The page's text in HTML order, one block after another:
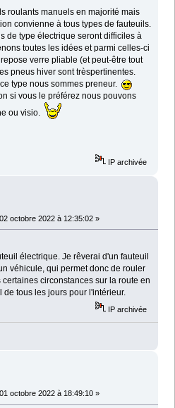
roulants manuels en majorité mais
convienne à tous types de fauteuils.
de type électrique seront difficiles à
toutes les idées et parmi celles-ci
verre pliable (et peut-être tout
pneus hiver sont trèspertinentes.
type nous sommes preneur.
si vous le préférez nous pouvons
ou visio.
IP archivée
02 octobre 2022 à 12:35:02 »
électrique. Je rêverai d'un fauteuil
véhicule, qui permet donc de rouler
circonstances sur la route en
tous les jours pour l'intérieur.
IP archivée
01 octobre 2022 à 18:49:10 »